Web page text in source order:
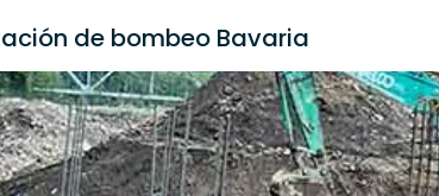
de bombeo Bavaria